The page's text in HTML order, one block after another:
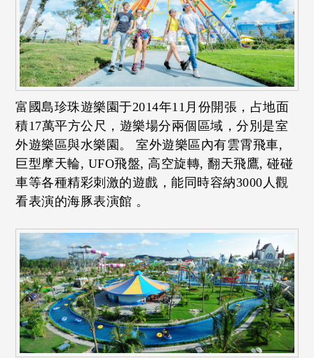
富國島珍珠遊樂園于2014年11月份開張，占地面
積17萬平方公尺，遊樂場分兩個區域，分別是室
外遊樂區與水樂園。 室外遊樂區內有雲霄飛車,
巨型摩天輪, UFO飛盤, 高空旋轉, 翻天飛鷹, 碰碰
車等各種精彩刺激的遊戲，能同時容納3000人觀
看表演的海豚表演館 。